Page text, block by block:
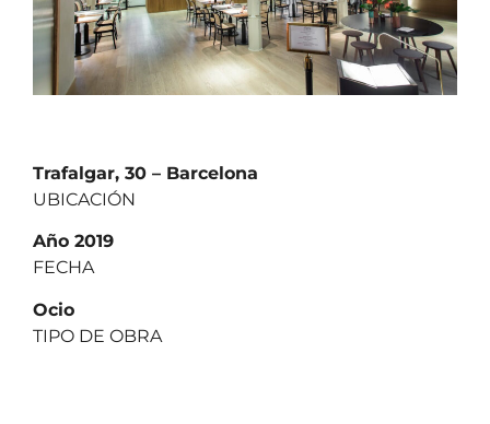
Trafalgar, 30 – Barcelona
UBICACIÓN
Año 2019
FECHA
Ocio
TIPO DE OBRA